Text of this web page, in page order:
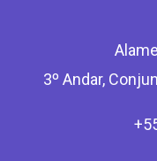
3º Andar,